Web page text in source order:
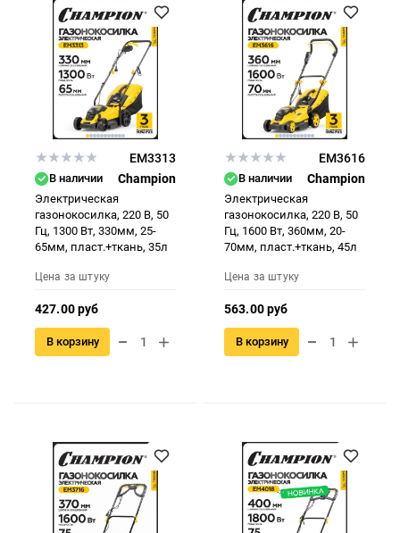
EM3313
В наличии Champion
Электрическая
газонокосилка, 220 В, 50
Гц, 1300 Вт, 330мм, 25-
65мм, пласт.+ткань, 35л
Цена за штуку
427.00 руб
В корзину
EM3616
В наличии Champion
Электрическая
газонокосилка, 220 В, 50
Гц, 1600 Вт, 360мм, 20-
70мм, пласт.+ткань, 45л
Цена за штуку
563.00 руб
В корзину